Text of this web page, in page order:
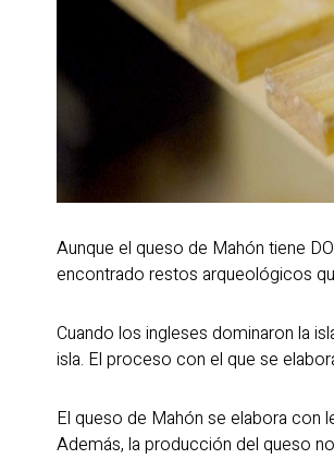
Aunque el queso de Mahón tiene
encontrado restos arqueológicos
Cuando los ingleses dominaron la
isla. El proceso con el que se
El queso de Mahón se elabora con
Además, la producción del queso